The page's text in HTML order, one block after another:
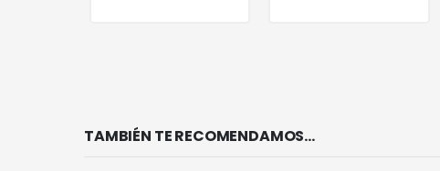
TAMBIÉN TE RECOMENDAMOS…